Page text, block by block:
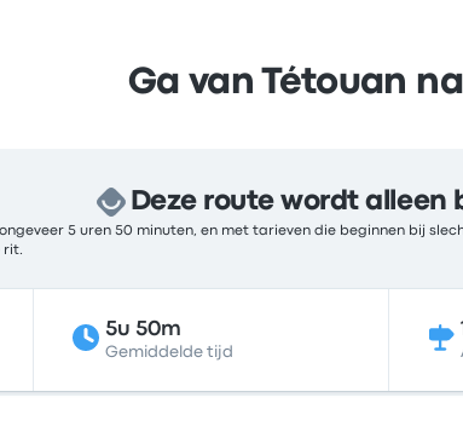
Ga van Tétouan
Deze route wordt alleen
5 uren 50 minuten, en met tarieven die beginnen bij
rit.
5u 50m
Gemiddelde tijd